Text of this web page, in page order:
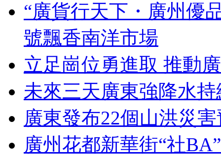
“廣貨行天下・廣州優
號飄香南洋市場
立足崗位勇進取 推動
未來三天廣東強降水持
廣東發布22個山洪災
廣州花都新華街“社